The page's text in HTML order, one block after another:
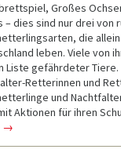
Großes
– dies sind nur drei von
die allein
leben. Viele von
Liste gefährdeter Tiere.
Retterinnen und
und
Aktionen für ihren
→